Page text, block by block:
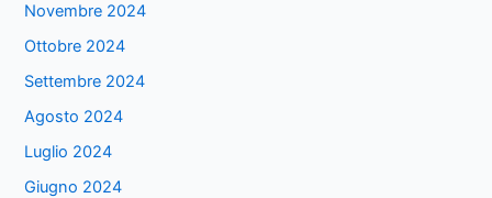
Novembre 2024
Ottobre 2024
Settembre 2024
Agosto 2024
Luglio 2024
Giugno 2024